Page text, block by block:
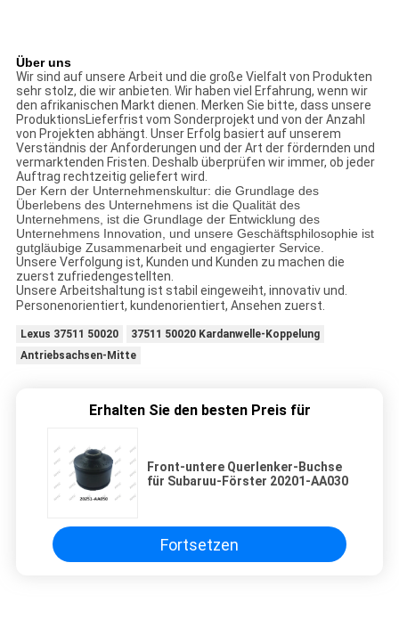
Über uns
Wir sind auf unsere Arbeit und die große Vielfalt von Produkten
sehr stolz, die wir anbieten. Wir haben viel Erfahrung, wenn wir
den afrikanischen Markt dienen. Merken Sie bitte, dass unsere
ProduktionsLieferfrist vom Sonderprojekt und von der Anzahl
von Projekten abhängt. Unser Erfolg basiert auf unserem
Verständnis der Anforderungen und der Art der fördernden und
vermarktenden Fristen. Deshalb überprüfen wir immer, ob jeder
Auftrag rechtzeitig geliefert wird.
Der Kern der Unternehmenskultur: die Grundlage des
Überlebens des Unternehmens ist die Qualität des
Unternehmens, ist die Grundlage der Entwicklung des
Unternehmens Innovation, und unsere Geschäftsphilosophie ist
gutgläubige Zusammenarbeit und engagierter Service.
Unsere Verfolgung ist, Kunden und Kunden zu machen die
zuerst zufriedengestellten.
Unsere Arbeitshaltung ist stabil eingeweiht, innovativ und.
Personenorientiert, kundenorientiert, Ansehen zuerst.
Lexus 37511 50020
37511 50020 Kardanwelle-Koppelung
Antriebsachsen-Mitte
Erhalten Sie den besten Preis für
Front-untere Querlenker-Buchse
für Subaruu-Förster 20201-AA030
Fortsetzen